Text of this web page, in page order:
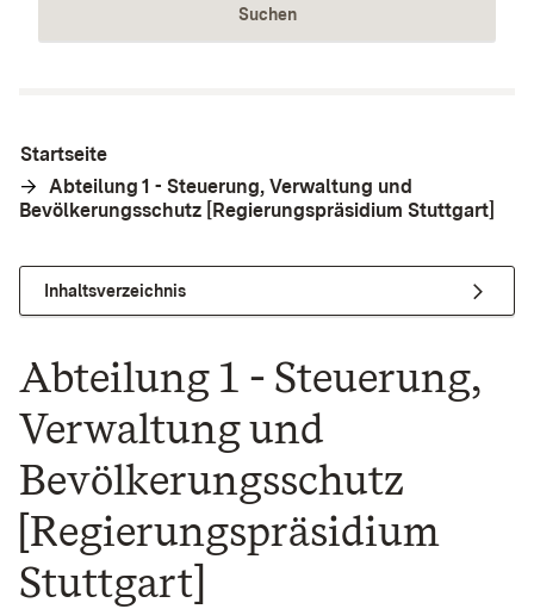
Suchen
Startseite
Abteilung 1 - Steuerung, Verwaltung und
Bevölkerungsschutz [Regierungspräsidium Stuttgart]
Inhaltsverzeichnis
Abteilung 1 - Steuerung,
Verwaltung und
Bevölkerungsschutz
[Regierungspräsidium
Stuttgart]